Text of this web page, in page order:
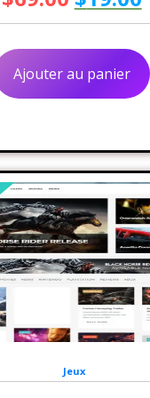
prix
initial
était :
Ajouter au panier
Jeux